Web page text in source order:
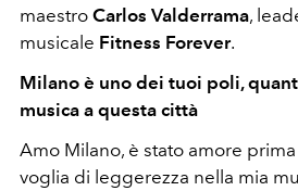
maestro Carlos Valderrama,
musicale Fitness Forever.
Milano è uno dei tuoi poli,
musica a questa città
Amo Milano, è stato amore prima
voglia di leggerezza nella mia